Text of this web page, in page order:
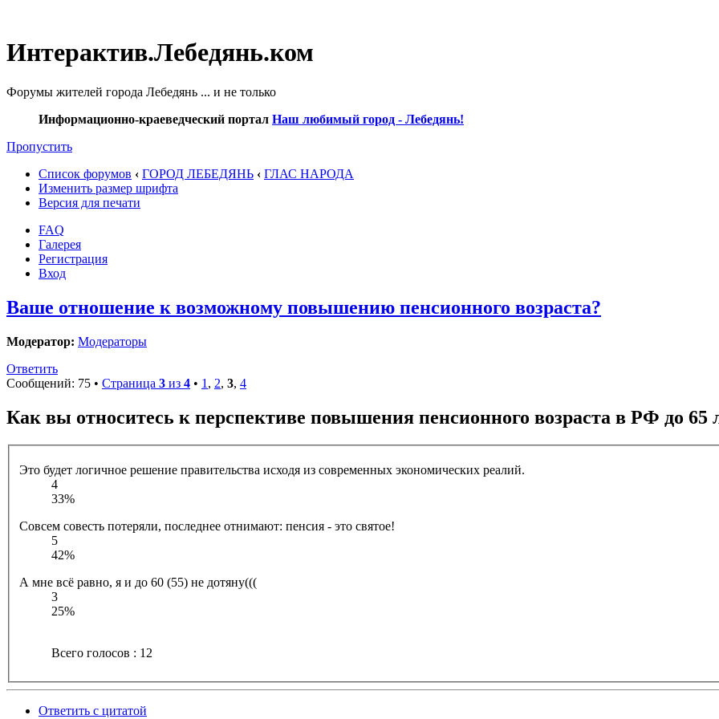
Интерактив.Лебедянь.ком
Форумы жителей города Лебедянь ... и не только
Информационно-краеведческий портал Наш любимый город - Лебедянь!
Пропустить
Список форумов ‹ ГОРОД ЛЕБЕДЯНЬ ‹ ГЛАС НАРОДА
Изменить размер шрифта
Версия для печати
FAQ
Галерея
Регистрация
Вход
Ваше отношение к возможному повышению пенсионного возраста?
Модератор: Модераторы
Ответить
Сообщений: 75 • Страница 3 из 4 • 1 , 2, 3, 4
Как вы относитесь к перспективе повышения пенсионного возраста в РФ до 65
Это будет логичное решение правительства исходя из современных экономических реалий.
4
33%
Совсем совесть потеряли, последнее отнимают: пенсия - это святое!
5
42%
А мне всё равно, я и до 60 (55) не дотяну(((
3
25%
Всего голосов : 12
Ответить с цитатой